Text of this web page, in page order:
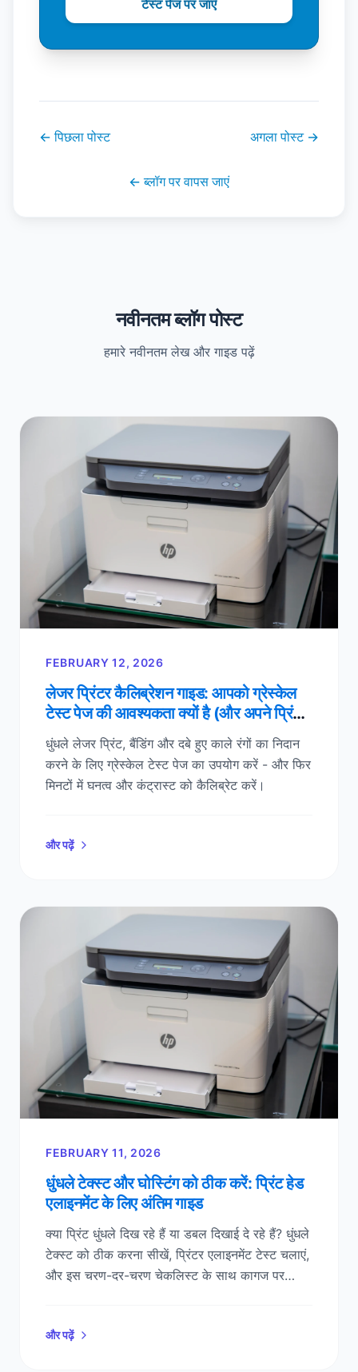
टेस्ट पेज पर जाएँ
←पिछला पोस्ट अगला पोस्ट→
←ब्लॉग पर वापस जाएं
नवीनतम ब्लॉग पोस्ट
हमारे नवीनतम लेख और गाइड पढ़ें
FEBRUARY 12, 2026
लेजर प्रिंटर कैलिब्रेशन गाइड: आपको ग्रेस्केल
टेस्ट पेज की आवश्यकता क्यों है (और अपने प्रिंट
को कैसे ठीक करें)
धुंधले लेजर प्रिंट, बैंडिंग और दबे हुए काले रंगों का निदान
करने के लिए ग्रेस्केल टेस्ट पेज का उपयोग करें - और फिर
मिनटों में घनत्व और कंट्रास्ट को कैलिब्रेट करें।
और पढ़ें
FEBRUARY 11, 2026
धुंधले टेक्स्ट और घोस्टिंग को ठीक करें: प्रिंट हेड
एलाइनमेंट के लिए अंतिम गाइड
क्या प्रिंट धुंधले दिख रहे हैं या डबल दिखाई दे रहे हैं? धुंधले
टेक्स्ट को ठीक करना सीखें, प्रिंटर एलाइनमेंट टेस्ट चलाएं,
और इस चरण-दर-चरण चेकलिस्ट के साथ कागज पर
और पढ़ें